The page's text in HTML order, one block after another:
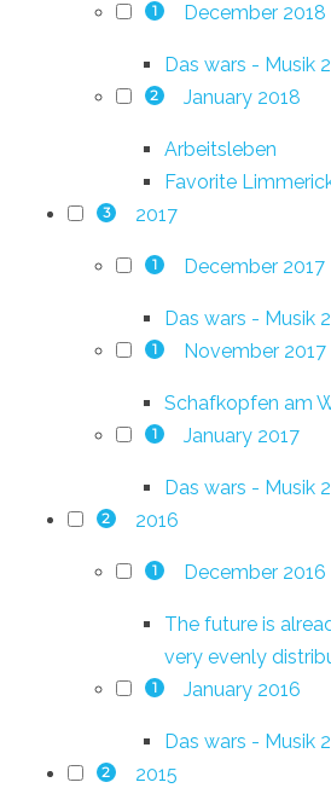
1 December 2018
Das wars - Musik
2 January 2018
Arbeitsleben
Favorite
3 2017
1 December 2017
Das wars - Musik
1 November 2017
Schafkopfen am
1 January 2017
Das wars - Musik
2 2016
1 December 2016
The future is
very evenly
1 January 2016
Das wars - Musik
2 2015